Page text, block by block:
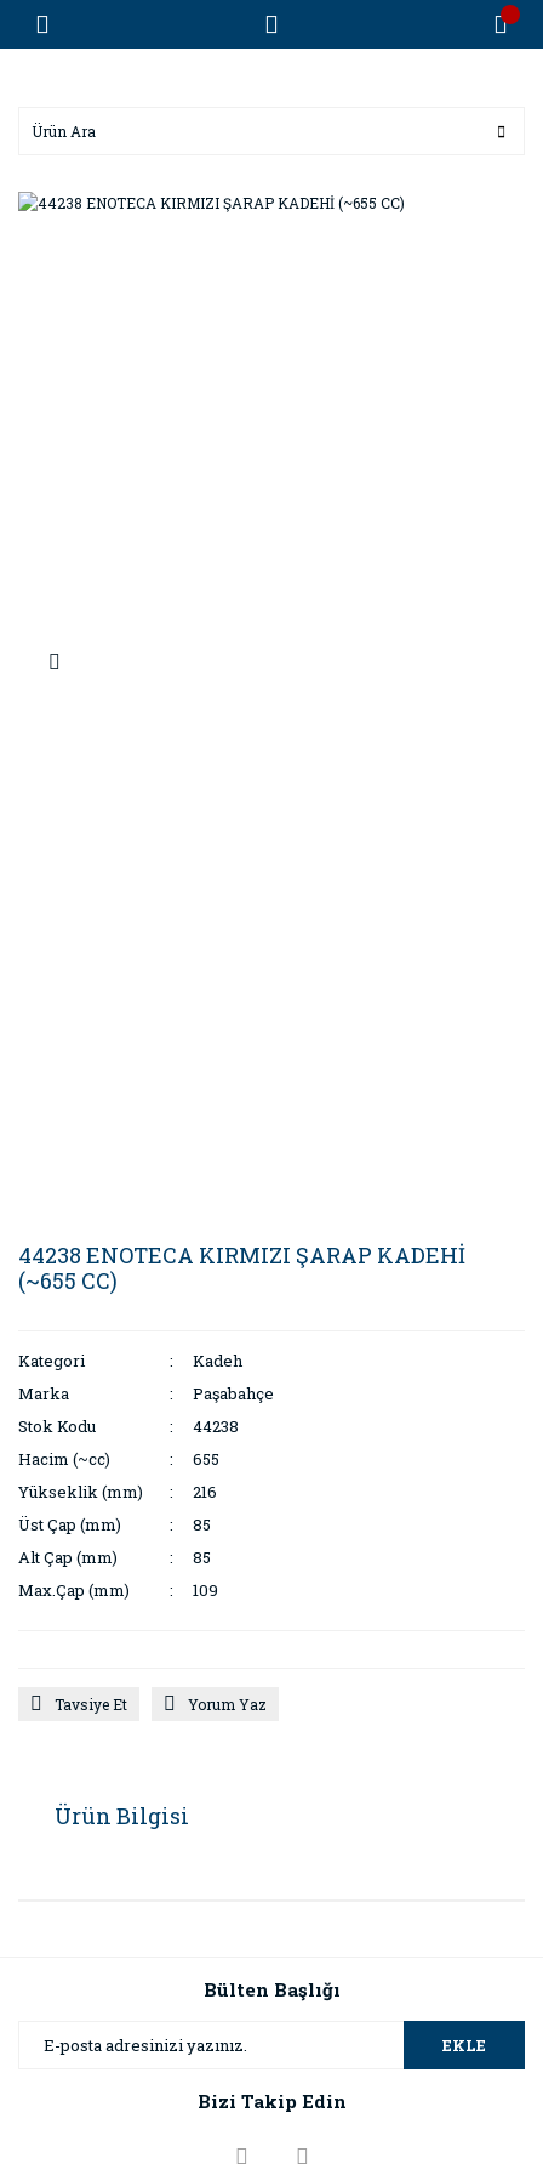
44238 ENOTECA KIRMIZI ŞARAP KADEHİ
(~655 CC)
Kategori
Kadeh
Marka
Paşabahçe
Stok Kodu
44238
Hacim (~cc)
655
Yükseklik (mm)
216
Üst Çap (mm)
85
Alt Çap (mm)
85
Max.Çap (mm)
109
Tavsiye Et Yorum Yaz
Ürün Bilgisi
Bülten Başlığı
EKLE
Bizi Takip Edin